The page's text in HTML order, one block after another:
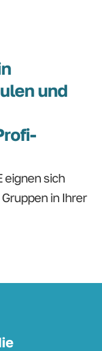
und
eignen sich
in Ihrer